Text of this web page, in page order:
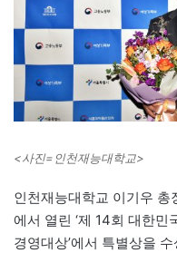
<사진=인천재능대학교>
인천재능대학교 이기우
에서 열린 ‘제 14회 대한
경영대상’에서 특별상을